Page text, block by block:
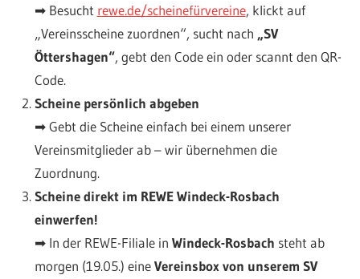
➡ Besucht rewe.de/scheinefürvereine, klickt auf
„Vereinsscheine zuordnen“, sucht nach „SV
Öttershagen“, gebt den Code ein oder scannt den QR-
Code.
Scheine persönlich abgeben
➡ Gebt die Scheine einfach bei einem unserer
Vereinsmitglieder ab – wir übernehmen die
Zuordnung.
Scheine direkt im REWE Windeck-Rosbach
einwerfen!
➡ In der REWE-Filiale in Windeck-Rosbach steht ab
morgen (19.05.) eineVereinsbox von unserem SV